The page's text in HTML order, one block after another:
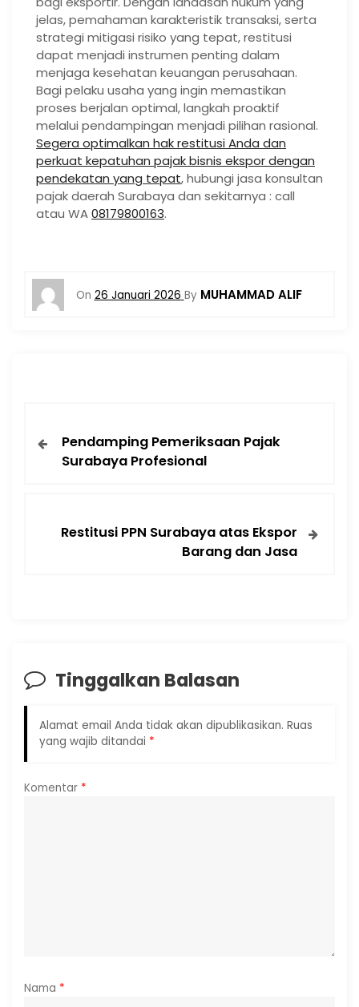
jelas, pemahaman karakteristik transaksi, serta
strategi mitigasi risiko yang tepat, restitusi
dapat menjadi instrumen penting dalam
menjaga kesehatan keuangan perusahaan.
Bagi pelaku usaha yang ingin memastikan
proses berjalan optimal, langkah proaktif
melalui pendampingan menjadi pilihan rasional.
Segera optimalkan hak restitusi Anda dan
perkuat kepatuhan pajak bisnis ekspor dengan
pendekatan yang tepat, hubungi jasa konsultan
pajak daerah Surabaya dan sekitarnya : call
atau WA08179800163.
On 26 Januari 2026 By MUHAMMAD ALIF
Pendamping Pemeriksaan Pajak
Surabaya Profesional
Restitusi PPN Surabaya atas Ekspor
Barang dan Jasa
Tinggalkan Balasan
Alamat email Anda tidak akan dipublikasikan. Ruas
yang wajib ditandai *
Komentar *
Nama *